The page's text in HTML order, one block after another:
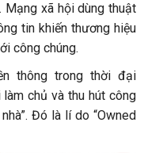
xã hội dùng thuật
tin khiến thương hiệu
công chúng.
thông trong thời đại
chủ và thu hút công
Đó là lí do “Owned